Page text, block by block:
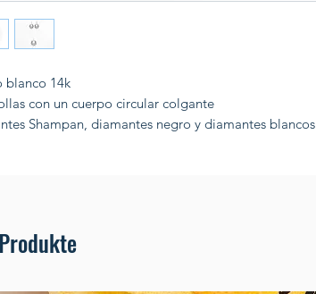
blanco 14k
con un cuerpo circular colgante
Shampan, diamantes negro y diamantes blancos